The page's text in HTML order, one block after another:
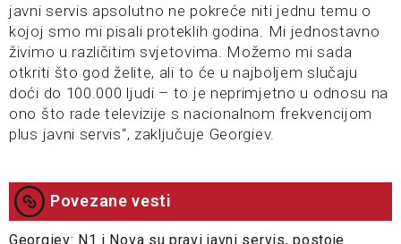
javni servis apsolutno ne pokreće niti jednu temu o
kojoj smo mi pisali proteklih godina. Mi jednostavno
živimo u različitim svjetovima. Možemo mi sada
otkriti što god želite, ali to će u najboljem slučaju
doći do 100.000 ljudi – to je neprimjetno u odnosu na
ono što rade televizije s nacionalnom frekvencijom
plus javni servis“, zaključuje Georgiev.
Povezane vesti
Georgiev: N1 i Nova su pravi javni servis, postoje